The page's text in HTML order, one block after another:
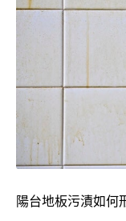
陽台地板污漬如何